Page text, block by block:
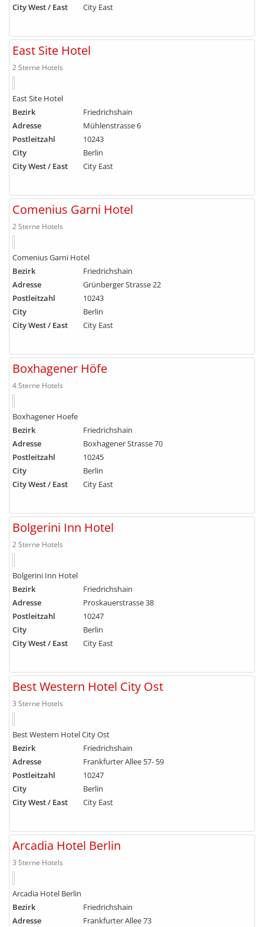
City West / East City East
East Site Hotel
2 Sterne Hotels
East Site Hotel
Bezirk
Friedrichshain
Adresse
Mühlenstrasse 6
Postleitzahl
10243
City
Berlin
City West / East
City East
Comenius Garni Hotel
2 Sterne Hotels
Comenius Garni Hotel
Bezirk
Friedrichshain
Adresse
Grünberger Strasse 22
Postleitzahl
10243
City
Berlin
City West / East
City East
Boxhagener Höfe
4 Sterne Hotels
Boxhagener Hoefe
Bezirk
Friedrichshain
Adresse
Boxhagener Strasse 70
Postleitzahl
10245
City
Berlin
City West / East
City East
Bolgerini Inn Hotel
2 Sterne Hotels
Bolgerini Inn Hotel
Bezirk
Friedrichshain
Adresse
Proskauerstrasse 38
Postleitzahl
10247
City
Berlin
City West / East
City East
Best Western Hotel City Ost
3 Sterne Hotels
Best Western Hotel City Ost
Bezirk
Friedrichshain
Adresse
Frankfurter Allee 57- 59
Postleitzahl
10247
City
Berlin
City West / East
City East
Arcadia Hotel Berlin
3 Sterne Hotels
Arcadia Hotel Berlin
Bezirk
Friedrichshain
Adresse
Frankfurter Allee 73